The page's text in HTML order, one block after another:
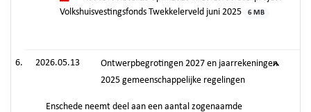
Volkshuisvestingsfonds Twekkelerveld juni 2025
6 MB
2026.05.13
Ontwerpbegrotingen 2027 en jaarrekeningen
2025 gemeenschappelijke regelingen
Enschede neemt deel aan een aantal zogenaamde